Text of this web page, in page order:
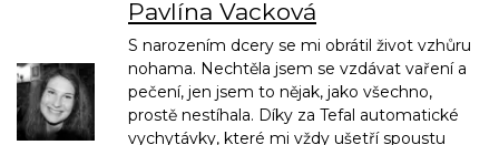
Pavlína Vacková
S narozením dcery se mi obrátil život vzhůru
nohama. Nechtěla jsem se vzdávat vaření a
pečení, jen jsem to nějak, jako všechno,
prostě nestíhala. Díky za Tefal automatické
vychytávky, které mi vždy ušetří spoustu